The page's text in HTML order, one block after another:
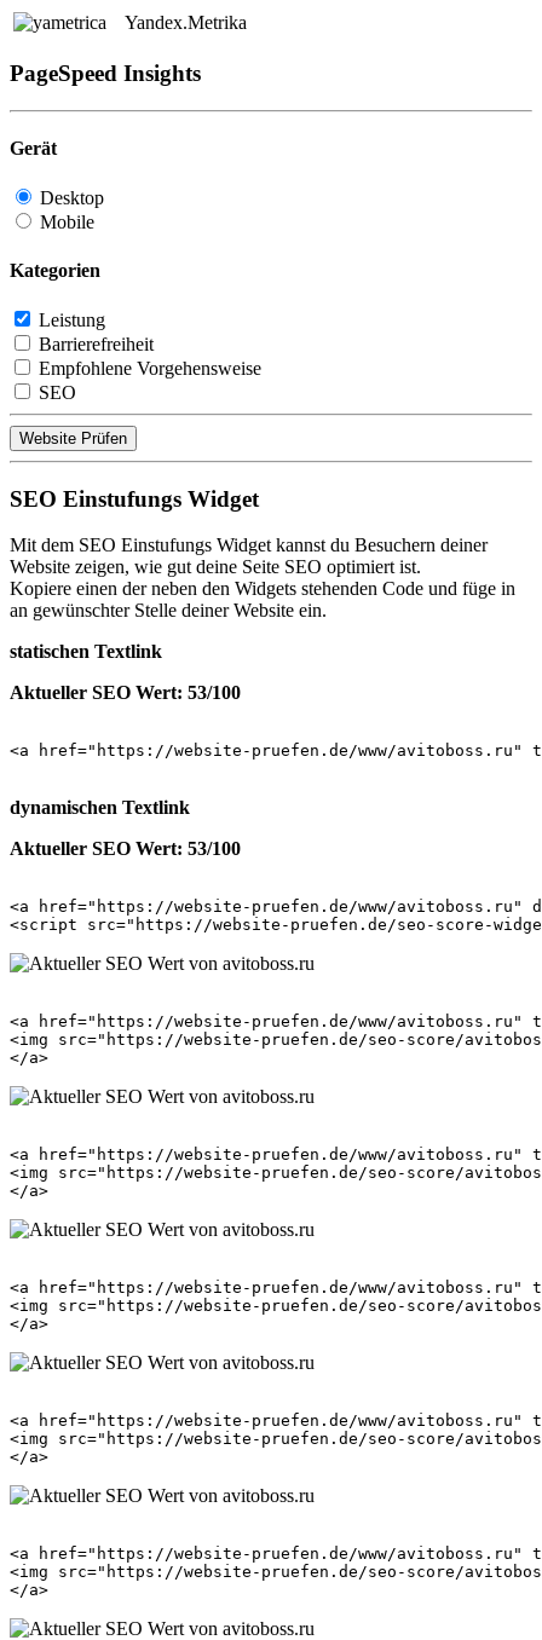
Yandex.Metrika
PageSpeed Insights
Gerät
Desktop
Mobile
Kategorien
Leistung
Barrierefreiheit
Empfohlene Vorgehensweise
SEO
Website Prüfen
SEO Einstufungs Widget
Mit dem SEO Einstufungs Widget kannst du Besuchern deiner
Website zeigen, wie gut deine Seite SEO optimiert ist.
Kopiere einen der neben den Widgets stehenden Code und füge in
an gewünschter Stelle deiner Website ein.
statischen Textlink
Aktueller SEO Wert: 53/100
<a href="https://website-pruefen.de/www/avitoboss.ru"
dynamischen Textlink
Aktueller SEO Wert: 53/100
<a href="https://website-pruefen.de/www/
<a href="https://website-pruefen.de/www/avitoboss.ru"
<img src="https://website-pruefen.de/seo-score/
<a href="https://website-pruefen.de/www/avitoboss.ru"
<img src="https://website-pruefen.de/seo-score/
<a href="https://website-pruefen.de/www/avitoboss.ru"
<img src="https://website-pruefen.de/seo-score/
<a href="https://website-pruefen.de/www/avitoboss.ru"
<img src="https://website-pruefen.de/seo-score/
<a href="https://website-pruefen.de/www/avitoboss.ru"
<img src="https://website-pruefen.de/seo-score/